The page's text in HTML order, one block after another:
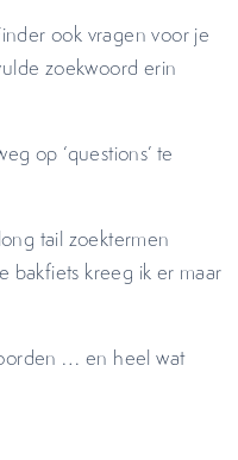
ook vragen voor je
zoekwoord erin
op ‘questions’ te
tail zoektermen
bakfiets kreeg ik er maar
… en heel wat